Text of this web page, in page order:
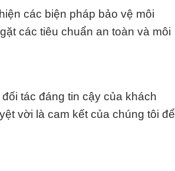
các biện pháp bảo vệ môi
các tiêu chuẩn an toàn và môi
tác đáng tin cậy của khách
vời là cam kết của chúng tôi để